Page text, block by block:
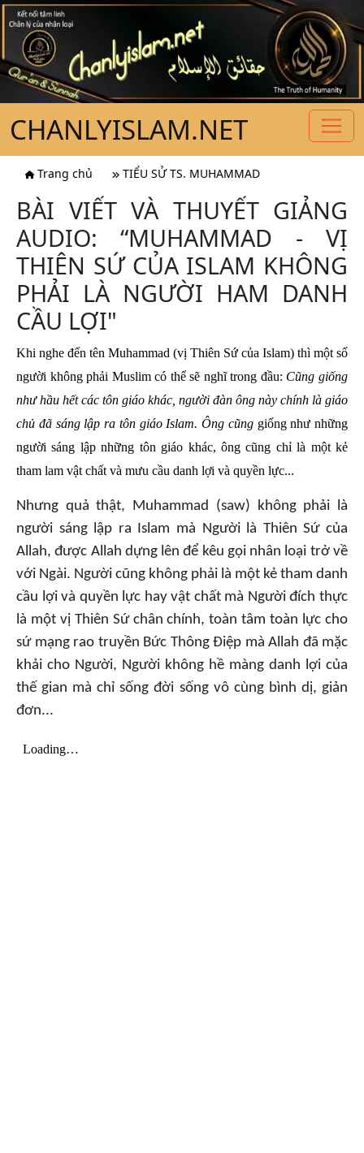
CHANLYISLAM.NET
Trang chủ TIỂU SỬ TS. MUHAMMAD
BÀI VIẾT VÀ THUYẾT GIẢNG
AUDIO: “MUHAMMAD - VỊ
THIÊN SỨ CỦA ISLAM KHÔNG
PHẢI LÀ NGƯỜI HAM DANH
CẦU LỢI"
Khi nghe đến tên Muhammad (vị Thiên Sứ của Islam) thì một số
người không phải Muslim có thể sẽ nghĩ trong đầu: Cũng giống
như hầu hết các tôn giáo khác, người đàn ông này chính là giáo
chủ đã sáng lập ra tôn giáo Islam. Ông cũnggiống như những
người sáng lập những tôn giáo khác, ông cũng chỉ là một kẻ
tham lam vật chất và mưu cầu danh lợi và quyền lực...
Nhưng quả thật, Muhammad (saw) không phải là
người sáng lập ra Islam mà Người là Thiên Sứ của
Allah, được Allah dựng lên để kêu gọi nhân loại trở về
với Ngài. Người cũng không phải là một kẻ tham danh
cầu lợi và quyền lực hay vật chất mà Người đích thực
là một vị Thiên Sứ chân chính, toàn tâm toàn lực cho
sứ mạng rao truyền Bức Thông Điệp mà Allah đã mặc
khải cho Người, Người không hề màng danh lợi của
thế gian mà chỉ sống đời sống vô cùng bình dị, giản
đơn...